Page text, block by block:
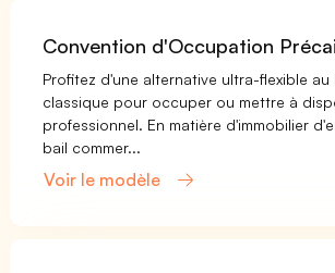
Convention d'Occupation
Profitez d'une alternative ultra-flexible au
classique pour occuper ou mettre à
professionnel. En matière d'immobilier
bail commer...
Voir le modèle